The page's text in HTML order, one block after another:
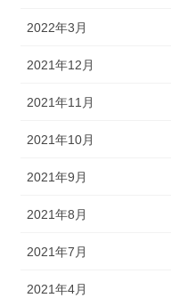
2022年3月
2021年12月
2021年11月
2021年10月
2021年9月
2021年8月
2021年7月
2021年4月